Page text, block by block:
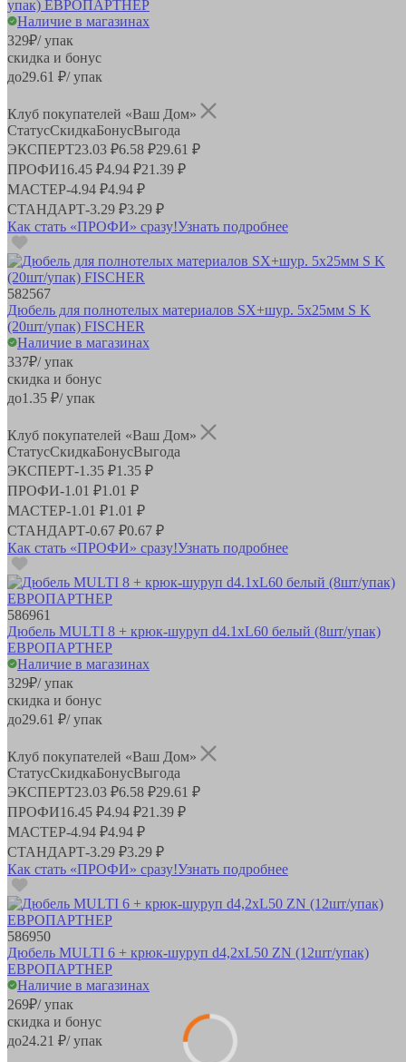
упак) ЕВРОПАРТНЕР
Наличие в магазинах
329₽/ упак
скидка и бонус
до29.61 ₽/ упак
Клуб покупателей «Ваш Дом»
СтатусСкидкаБонусВыгода
ЭКСПЕРТ23.03 ₽6.58 ₽29.61 ₽
ПРОФИ16.45 ₽4.94 ₽21.39 ₽
МАСТЕР-4.94 ₽4.94 ₽
СТАНДАРТ-3.29 ₽3.29 ₽
Как стать «ПРОФИ» сразу!Узнать подробнее
582567
Дюбель для полнотелых материалов SX+шур. 5х25мм S K
(20шт/упак) FISCHER
Наличие в магазинах
337₽/ упак
скидка и бонус
до1.35 ₽/ упак
Клуб покупателей «Ваш Дом»
СтатусСкидкаБонусВыгода
ЭКСПЕРТ-1.35 ₽1.35 ₽
ПРОФИ-1.01 ₽1.01 ₽
МАСТЕР-1.01 ₽1.01 ₽
СТАНДАРТ-0.67 ₽0.67 ₽
Как стать «ПРОФИ» сразу!Узнать подробнее
586961
Дюбель MULTI 8 + крюк-шуруп d4.1хL60 белый (8шт/упак)
ЕВРОПАРТНЕР
Наличие в магазинах
329₽/ упак
скидка и бонус
до29.61 ₽/ упак
Клуб покупателей «Ваш Дом»
СтатусСкидкаБонусВыгода
ЭКСПЕРТ23.03 ₽6.58 ₽29.61 ₽
ПРОФИ16.45 ₽4.94 ₽21.39 ₽
МАСТЕР-4.94 ₽4.94 ₽
СТАНДАРТ-3.29 ₽3.29 ₽
Как стать «ПРОФИ» сразу!Узнать подробнее
586950
Дюбель MULTI 6 + крюк-шуруп d4,2хL50 ZN (12шт/упак)
ЕВРОПАРТНЕР
Наличие в магазинах
269₽/ упак
скидка и бонус
до24.21 ₽/ упак